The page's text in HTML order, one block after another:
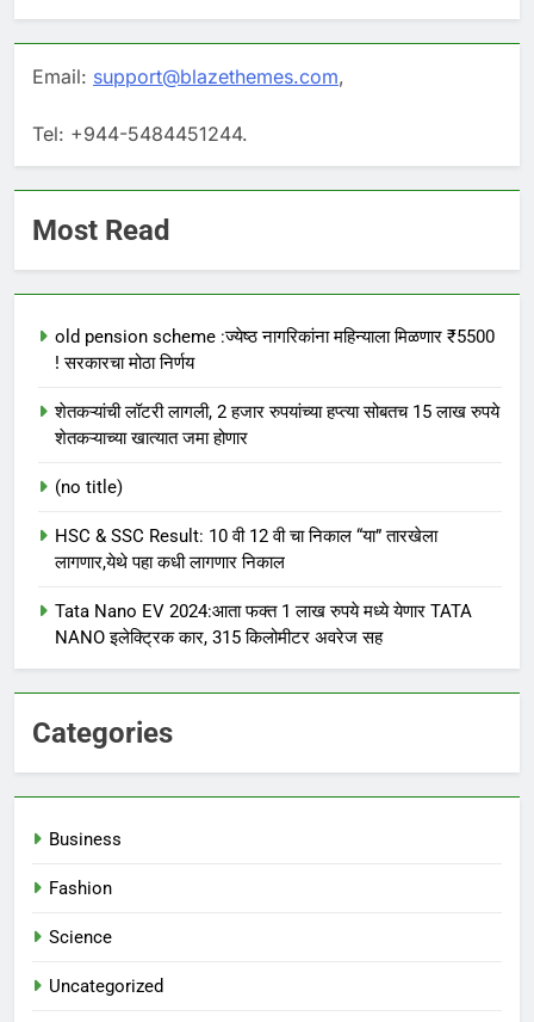
Email: support@blazethemes.com,
Tel: +944-5484451244.
Most Read
old pension scheme :ज्येष्ठ नागरिकांना महिन्याला मिळणार ₹5500
! सरकारचा मोठा निर्णय
शेतकऱ्यांची लॉटरी लागली, 2 हजार रुपयांच्या हप्त्या सोबतच 15 लाख रुपये
शेतकऱ्याच्या खात्यात जमा होणार
(no title)
HSC & SSC Result: 10 वी 12 वी चा निकाल “या” तारखेला
लागणार,येथे पहा कधी लागणार निकाल
Tata Nano EV 2024:आता फक्त 1 लाख रुपये मध्ये येणार TATA
NANO इलेक्ट्रिक कार, 315 किलोमीटर अवरेज सह
Categories
Business
Fashion
Science
Uncategorized